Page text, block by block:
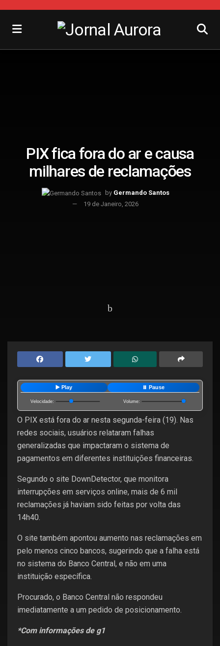
PIX fica fora do ar e causa
milhares de reclamações
by Germando Santos
19 de Janeiro, 2026
▶️ Play ⏸️ Pause
Velocidade: Volume:
O PIX está fora do ar nesta segunda-feira (19). Nas
redes sociais, usuários relataram falhas
generalizadas que impactaram o sistema de
pagamentos em diferentes instituições financeiras.
Segundo o site DownDetector, que monitora
interrupções em serviços online, mais de 6 mil
reclamações já haviam sido feitas por volta das
14h40.
O site também apontou aumento nas reclamações em
pelo menos cinco bancos, sugerindo que a falha está
no sistema do Banco Central, e não em uma
instituição específica.
Procurado, o Banco Central não respondeu
imediatamente a um pedido de posicionamento.
*Com informações de g1